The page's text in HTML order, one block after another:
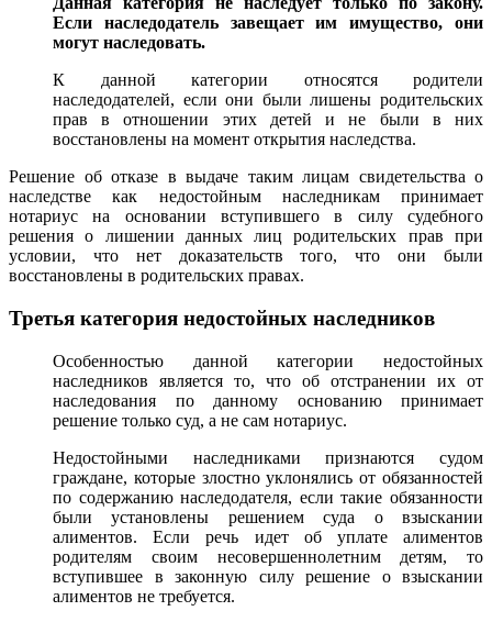
Если наследодатель завещает им имущество, они
могут наследовать.
К данной категории относятся родители
наследодателей, если они были лишены родительских
прав в отношении этих детей и не были в них
восстановлены на момент открытия наследства.
Решение об отказе в выдаче таким лицам свидетельства о
наследстве как недостойным наследникам принимает
нотариус на основании вступившего в силу судебного
решения о лишении данных лиц родительских прав при
условии, что нет доказательств того, что они были
восстановлены в родительских правах.
Третья категория недостойных наследников
Особенностью данной категории недостойных
наследников является то, что об отстранении их от
наследования по данному основанию принимает
решение только суд, а не сам нотариус.
Недостойными наследниками признаются судом
граждане, которые злостно уклонялись от обязанностей
по содержанию наследодателя, если такие обязанности
были установлены решением суда о взыскании
алиментов. Если речь идет об уплате алиментов
родителям своим несовершеннолетним детям, то
вступившее в законную силу решение о взыскании
алиментов не требуется.